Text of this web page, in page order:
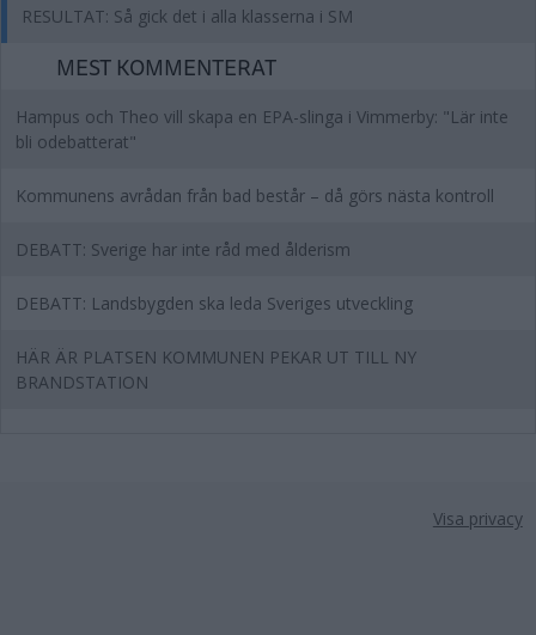
RESULTAT: Så gick det i alla klasserna i SM
MEST KOMMENTERAT
Hampus och Theo vill skapa en EPA-slinga i Vimmerby: "Lär inte
bli odebatterat"
Kommunens avrådan från bad består – då görs nästa kontroll
DEBATT: Sverige har inte råd med ålderism
DEBATT: Landsbygden ska leda Sveriges utveckling
HÄR ÄR PLATSEN KOMMUNEN PEKAR UT TILL NY
BRANDSTATION
Visa privacy